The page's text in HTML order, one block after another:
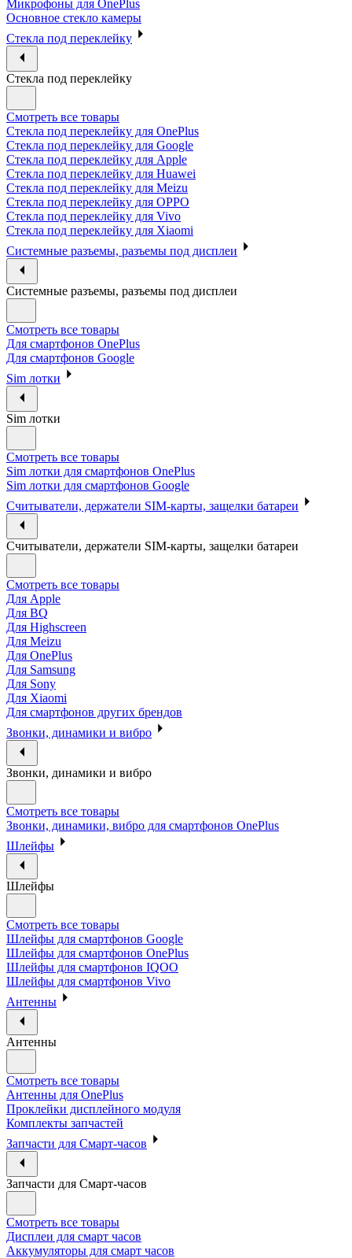
Микрофоны для OnePlus
Основное стекло камеры
Стекла под переклейку
Стекла под переклейку
Смотреть все товары
Стекла под переклейку для OnePlus
Стекла под переклейку для Google
Стекла под переклейку для Apple
Стекла под переклейку для Huawei
Стекла под переклейку для Meizu
Стекла под переклейку для OPPO
Стекла под переклейку для Vivo
Стекла под переклейку для Xiaomi
Системные разъемы, разъемы под дисплеи
Системные разъемы, разъемы под дисплеи
Смотреть все товары
Для смартфонов OnePlus
Для смартфонов Google
Sim лотки
Sim лотки
Смотреть все товары
Sim лотки для смартфонов OnePlus
Sim лотки для смартфонов Google
Считыватели, держатели SIM-карты, защелки батареи
Считыватели, держатели SIM-карты, защелки батареи
Смотреть все товары
Для Apple
Для BQ
Для Highscreen
Для Meizu
Для OnePlus
Для Samsung
Для Sony
Для Xiaomi
Для смартфонов других брендов
Звонки, динамики и вибро
Звонки, динамики и вибро
Смотреть все товары
Звонки, динамики, вибро для смартфонов OnePlus
Шлейфы
Шлейфы
Смотреть все товары
Шлейфы для смартфонов Google
Шлейфы для смартфонов OnePlus
Шлейфы для смартфонов IQOO
Шлейфы для смартфонов Vivo
Антенны
Антенны
Смотреть все товары
Антенны для OnePlus
Проклейки дисплейного модуля
Комплекты запчастей
Запчасти для Смарт-часов
Запчасти для Смарт-часов
Смотреть все товары
Дисплеи для смарт часов
Аккумуляторы для смарт часов